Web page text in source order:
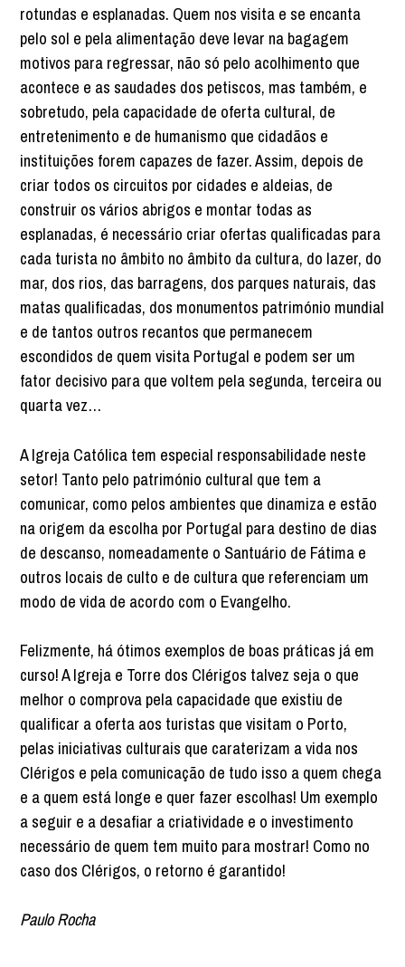
rotundas e esplanadas. Quem nos visita e se encanta
pelo sol e pela alimentação deve levar na bagagem
motivos para regressar, não só pelo acolhimento que
acontece e as saudades dos petiscos, mas também, e
sobretudo, pela capacidade de oferta cultural, de
entretenimento e de humanismo que cidadãos e
instituições forem capazes de fazer. Assim, depois de
criar todos os circuitos por cidades e aldeias, de
construir os vários abrigos e montar todas as
esplanadas, é necessário criar ofertas qualificadas para
cada turista no âmbito no âmbito da cultura, do lazer, do
mar, dos rios, das barragens, dos parques naturais, das
matas qualificadas, dos monumentos património mundial
e de tantos outros recantos que permanecem
escondidos de quem visita Portugal e podem ser um
fator decisivo para que voltem pela segunda, terceira ou
quarta vez…
A Igreja Católica tem especial responsabilidade neste
setor! Tanto pelo património cultural que tem a
comunicar, como pelos ambientes que dinamiza e estão
na origem da escolha por Portugal para destino de dias
de descanso, nomeadamente o Santuário de Fátima e
outros locais de culto e de cultura que referenciam um
modo de vida de acordo com o Evangelho.
Felizmente, há ótimos exemplos de boas práticas já em
curso! A Igreja e Torre dos Clérigos talvez seja o que
melhor o comprova pela capacidade que existiu de
qualificar a oferta aos turistas que visitam o Porto,
pelas iniciativas culturais que caraterizam a vida nos
Clérigos e pela comunicação de tudo isso a quem chega
e a quem está longe e quer fazer escolhas! Um exemplo
a seguir e a desafiar a criatividade e o investimento
necessário de quem tem muito para mostrar! Como no
caso dos Clérigos, o retorno é garantido!
Paulo Rocha